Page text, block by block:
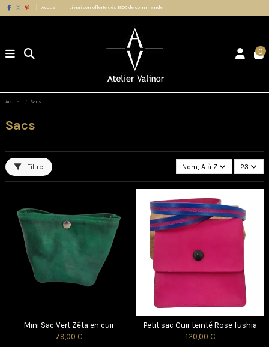
Accueil Livraison offerte dès 150€ de commande
0
Accueil Sacs
Sacs
Filtre Nom, A à Z 23
Mini Sac Vert Zêta en cuir
79,00 €
Petit sac Cuir teinté Rose fushia
120,00 €